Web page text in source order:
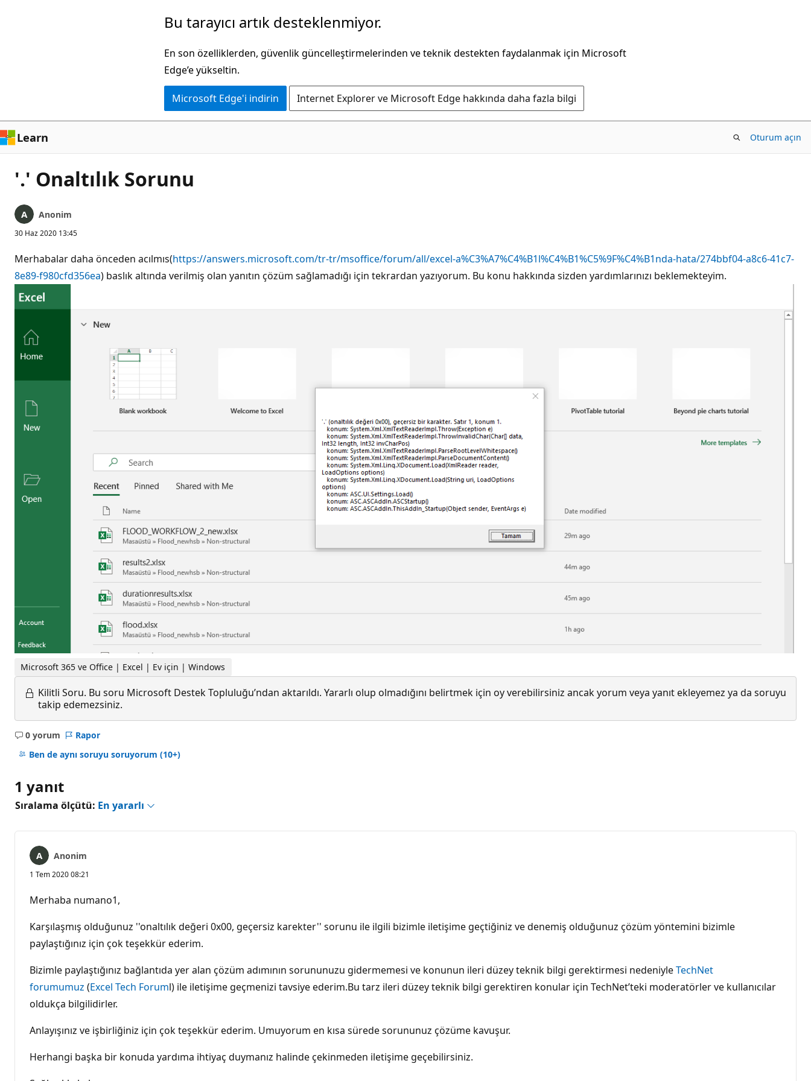
Bu tarayıcı artık desteklenmiyor.
En son özelliklerden, güvenlik güncelleştirmelerinden ve teknik destekten faydalanmak için Microsoft
Edge’e yükseltin.
Microsoft Edge'i indirin Internet Explorer ve Microsoft Edge hakkında daha fazla bilgi
Learn Oturum açın
'.' Onaltılık Sorunu
Anonim
30 Haz 2020 13:45
Merhabalar daha önceden acılmıs(https://answers.microsoft.com/tr-tr/msoffice/forum/all/excel-a%C3%A7%C4%B1l%C4%B1%C5%9F%C4%B1nda-hata/274bbf04-a8c6-41c7-
8e89-f980cfd356ea) baslık altında verilmiş olan yanıtın çözüm sağlamadığı için tekrardan yazıyorum. Bu konu hakkında sizden yardımlarınızı beklemekteyim.
Microsoft 365 ve Office | Excel | Ev için | Windows
Kilitli Soru. Bu soru Microsoft Destek Topluluğu’ndan aktarıldı. Yararlı olup olmadığını belirtmek için oy verebilirsiniz ancak yorum veya yanıt ekleyemez ya da soruyu
takip edemezsiniz.
0 yorum
Açıklama
yok
Rapor
Ben de aynı soruyu soruyorum (10+)
1 yanıt
Sıralama ölçütü: En yararlı
Anonim
1 Tem 2020 08:21
Merhaba numano1,
Karşılaşmış olduğunuz ''onaltılık değeri 0x00, geçersiz karekter'' sorunu ile ilgili bizimle iletişime geçtiğiniz ve denemiş olduğunuz çözüm yöntemini bizimle
paylaştığınız için çok teşekkür ederim.
Bizimle paylaştığınız bağlantıda yer alan çözüm adımının sorununuzu gidermemesi ve konunun ileri düzey teknik bilgi gerektirmesi nedeniyleTechNet
forumumuz (Excel Tech Foruml) ile iletişime geçmenizi tavsiye ederim.Bu tarz ileri düzey teknik bilgi gerektiren konular için TechNet’teki moderatörler ve kullanıcılar
oldukça bilgilidirler.
Anlayışınız ve işbirliğiniz için çok teşekkür ederim. Umuyorum en kısa sürede sorununuz çözüme kavuşur.
Herhangi başka bir konuda yardıma ihtiyaç duymanız halinde çekinmeden iletişime geçebilirsiniz.